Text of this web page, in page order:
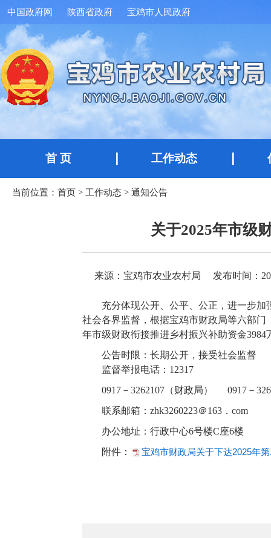
中国政府网 陕西省政府 宝鸡市人民政府
首 页 工作动态
当前位置： 首页 > 工作动态 > 通知公告
关于2025年市级
来源：宝鸡市农业农村局 发布时间：
充分体现公开、公平、公正，进一步
社会各界监督，根据宝鸡市财政局等六部
年市级财政衔接推进乡村振兴补助资金
公告时限：长期公开，接受社会监督
监督举报电话：12317
0917－3262107（财政局） 0917－
联系邮箱：zhk3260223＠163．com
办公地址：行政中心6号楼C座6楼
附件：
宝鸡市财政局关于下达2025年